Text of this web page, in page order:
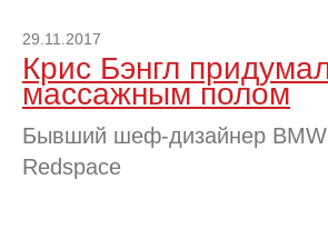
29.11.2017
Крис Бэнгл
массажным полом
Бывший шеф-дизайнер BMW
Redspace